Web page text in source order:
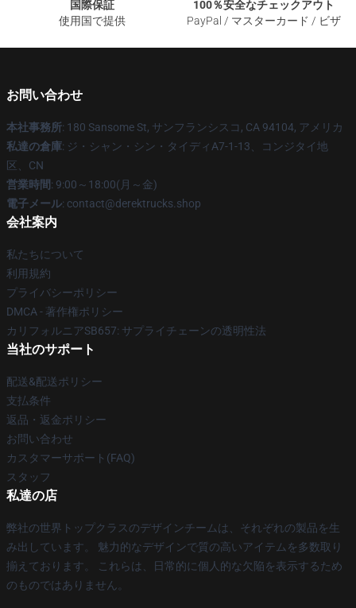
国際保証
使用国で提供
100％安全なチェックアウト
PayPal / マスターカード / ビザ
お問い合わせ
本社事務所: 180 Sansome St, サンフランシスコ, CA 94104, アメリカ
私達の倉庫: ジ・シャン・シン・タイディA7-1-13、コンジタイ地
区、CN
営業時間: 9:00～18:00(月～金)
電子メール: contact@derektrucks.shop
会社案内
私たちについて
利用規約
プライバシーポリシー
DMCA - 著作権ポリシー
カリフォルニアSB657: サプライチェーンの透明性法
当社のサポート
配送&配送ポリシー
支払条件
返品・返金ポリシー
お問い合わせ
カスタマーサポート(FAQ)
スタッフ
私達の店
弊社の世界トップクラスのデザインチームは、それぞれの製品を生
み出しています。 魅力的なデザインで質の高いアイテムを多数取り
揃えております。 これらは、日常的に個人的な欠陥を表示するため
のものではありません。